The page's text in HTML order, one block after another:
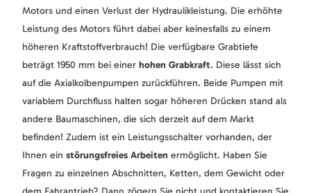
Motors und einen Verlust der Hydraulikleistung. Die erhöhte
Leistung des Motors führt dabei aber keinesfalls zu einem
höheren Kraftstoffverbrauch! Die verfügbare Grabtiefe
beträgt 1950 mm bei einer hohen Grabkraft. Diese lässt sich
auf die Axialkolbenpumpen zurückführen. Beide Pumpen mit
variablem Durchfluss halten sogar höheren Drücken stand als
andere Baumaschinen, die sich derzeit auf dem Markt
befinden! Zudem ist ein Leistungsschalter vorhanden, der
Ihnen ein störungsfreies Arbeiten ermöglicht. Haben Sie
Fragen zu einzelnen Abschnitten, Ketten, dem Gewicht oder